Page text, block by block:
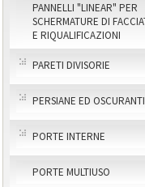
PANNELLI "LINEAR" PER
SCHERMATURE DI
E RIQUALIFICAZIONI
PARETI DIVISORIE
PERSIANE ED OSCURANTI
PORTE INTERNE
PORTE MULTIUSO